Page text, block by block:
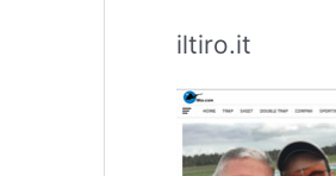
iltiro.it